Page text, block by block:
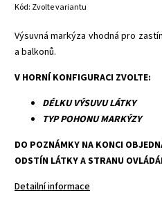
Kód: Zvolte variantu
Výsuvná markýza vhodná pro
a balkonů.
V HORNÍ KONFIGURACI ZVOLTE:
DÉLKU VÝSUVU LÁTKY
TYP POHONU MARKÝZY
DO POZNÁMKY NA KONCI
ODSTÍN LÁTKY A STRANU
Detailní informace